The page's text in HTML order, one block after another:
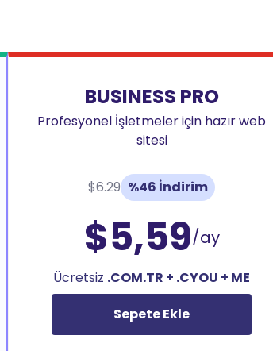
BUSINESS PRO
Profesyonel İşletmeler için hazır web
sitesi
$6.29 %46 İndirim
$5,59/ay
Ücretsiz .COM.TR + .CYOU + ME
Sepete Ekle